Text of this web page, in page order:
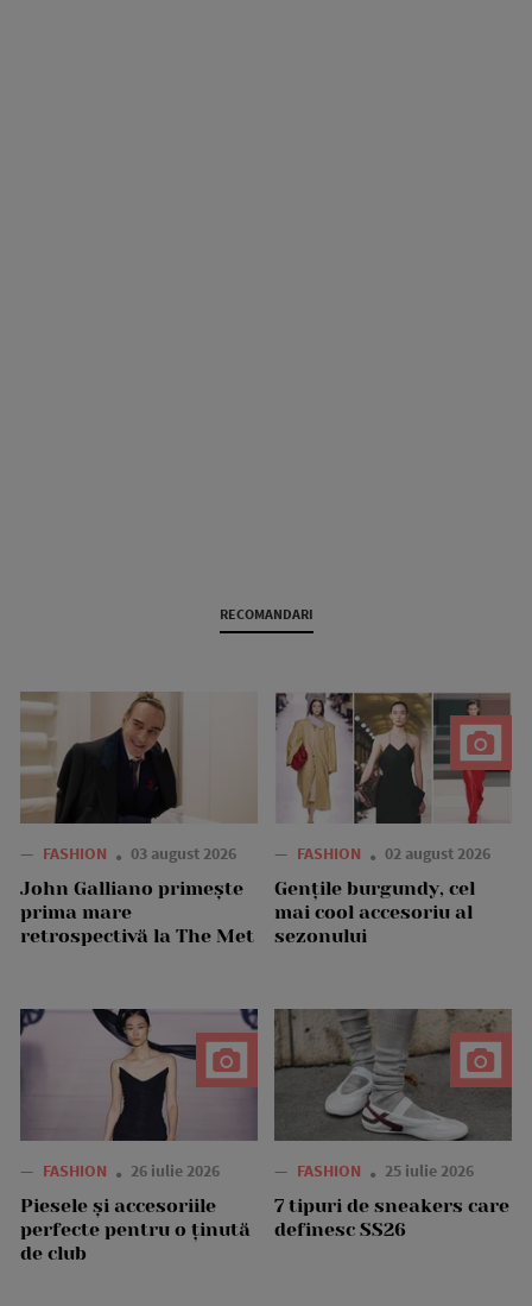
RECOMANDARI
— FASHION 03 august 2026
John Galliano primește
prima mare
retrospectivă la The Met
— FASHION 02 august 2026
Gențile burgundy, cel
mai cool accesoriu al
sezonului
— FASHION 26 iulie 2026
Piesele și accesoriile
perfecte pentru o ținută
de club
— FASHION 25 iulie 2026
7 tipuri de sneakers care
definesc SS26